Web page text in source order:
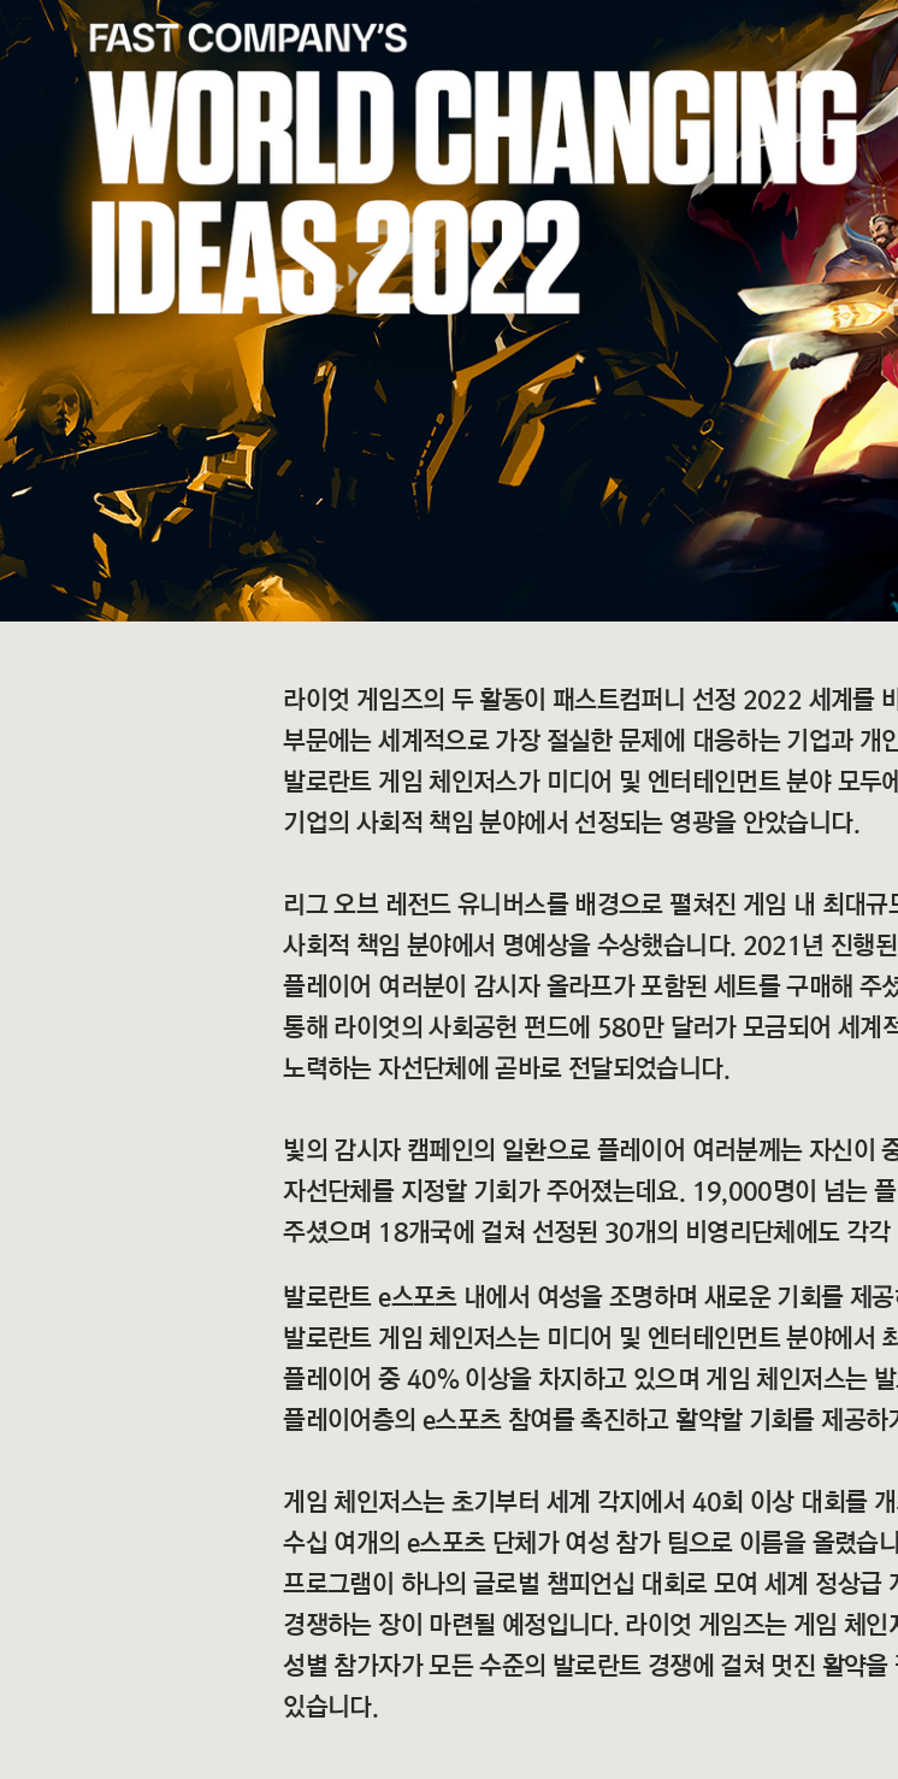
라이엇 게임즈의 두 활동이 패스트컴퍼니 선정 2022 세계를
부문에는 세계적으로 가장 절실한 문제에 대응하는 기업과 개
발로란트 게임 체인저스가 미디어 및 엔터테인먼트 분야 모두
기업의 사회적 책임 분야에서 선정되는 영광을 안았습니다.
리그 오브 레전드 유니버스를 배경으로 펼쳐진 게임 내 최대
사회적 책임 분야에서 명예상을 수상했습니다. 2021년 진행
플레이어 여러분이 감시자 올라프가 포함된 세트를 구매해 주
통해 라이엇의 사회공헌 펀드에 580만 달러가 모금되어 세계
노력하는 자선단체에 곧바로 전달되었습니다.
빛의 감시자 캠페인의 일환으로 플레이어 여러분께는 자신이
자선단체를 지정할 기회가 주어졌는데요. 19,000명이 넘는
주셨으며 18개국에 걸쳐 선정된 30개의 비영리단체에도 각
발로란트 e스포츠 내에서 여성을 조명하며 새로운 기회를 제
발로란트 게임 체인저스는 미디어 및 엔터테인먼트 분야에서
플레이어 중 40% 이상을 차지하고 있으며 게임 체인저스는
플레이어층의 e스포츠 참여를 촉진하고 활약할 기회를 제공하
게임 체인저스는 초기부터 세계 각지에서 40회 이상 대회를
수십 여개의 e스포츠 단체가 여성 참가 팀으로 이름을 올렸습
프로그램이 하나의 글로벌 챔피언십 대회로 모여 세계 정상급
경쟁하는 장이 마련될 예정입니다. 라이엇 게임즈는 게임 체
성별 참가자가 모든 수준의 발로란트 경쟁에 걸쳐 멋진 활약
있습니다.